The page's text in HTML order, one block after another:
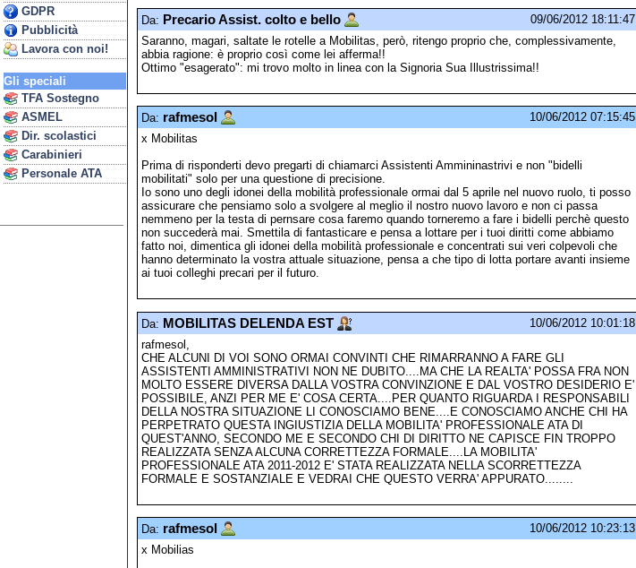
GDPR
Pubblicità
Lavora con noi!
Gli speciali
TFA Sostegno
ASMEL
Dir. scolastici
Carabinieri
Personale ATA
Da: Precario Assist. colto e bello
09/06/2012 18:11:47
Saranno, magari, saltate le rotelle a Mobilitas, però, ritengo proprio che, complessivamente,
abbia ragione: è proprio così come lei afferma!!
Ottimo "esagerato": mi trovo molto in linea con la Signoria Sua Illustrissima!!
Da: rafmesol
10/06/2012 07:15:45
x Mobilitas
Prima di risponderti devo pregarti di chiamarci Assistenti Ammininastrivi e non "bidelli
mobilitati" solo per una questione di precisione.
Io sono uno degli idonei della mobilità professionale ormai dal 5 aprile nel nuovo ruolo, ti posso
assicurare che pensiamo solo a svolgere al meglio il nostro nuovo lavoro e non ci passa
nemmeno per la testa di pernsare cosa faremo quando torneremo a fare i bidelli perchè questo
non succederà mai. Smettila di fantasticare e pensa a lottare per i tuoi diritti come abbiamo
fatto noi, dimentica gli idonei della mobilità professionale e concentrati sui veri colpevoli che
hanno determinato la vostra attuale situazione, pensa a che tipo di lotta portare avanti insieme
ai tuoi colleghi precari per il futuro.
Da: MOBILITAS DELENDA EST
10/06/2012 10:01:18
rafmesol,
CHE ALCUNI DI VOI SONO ORMAI CONVINTI CHE RIMARRANNO A FARE GLI
ASSISTENTI AMMINISTRATIVI NON NE DUBITO....MA CHE LA REALTA' POSSA FRA NON
MOLTO ESSERE DIVERSA DALLA VOSTRA CONVINZIONE E DAL VOSTRO DESIDERIO E'
POSSIBILE, ANZI PER ME E' COSA CERTA....PER QUANTO RIGUARDA I RESPONSABILI
DELLA NOSTRA SITUAZIONE LI CONOSCIAMO BENE....E CONOSCIAMO ANCHE CHI HA
PERPETRATO QUESTA INGIUSTIZIA DELLA MOBILITA' PROFESSIONALE ATA DI
QUEST'ANNO, SECONDO ME E SECONDO CHI DI DIRITTO NE CAPISCE FIN TROPPO
REALIZZATA SENZA ALCUNA CORRETTEZZA FORMALE....LA MOBILITA'
PROFESSIONALE ATA 2011-2012 E' STATA REALIZZATA NELLA SCORRETTEZZA
FORMALE E SOSTANZIALE E VEDRAI CHE QUESTO VERRA' APPURATO........
Da: rafmesol
10/06/2012 10:23:13
x Mobilias